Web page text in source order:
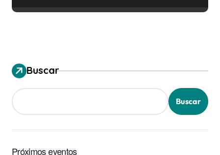
Buscar
Buscar
Próximos eventos